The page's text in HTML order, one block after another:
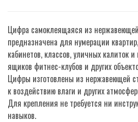
Цифра самоклеящаяся из
предназначена для нумерации
кабинетов, классов, уличных калиток
ящиков фитнес-клубов и других
Цифры изготовлены из нержавеющей
к воздействию влаги и других
Для крепления не требуется ни
навыков.